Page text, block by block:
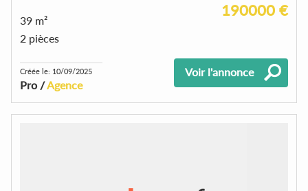
190000 €
39 m²
2 pièces
Créée le: 10/09/2025
Pro /Agence
Voir l'annonce